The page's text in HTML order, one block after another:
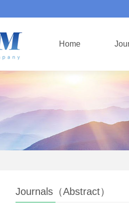
Home
Journals（Abstract）